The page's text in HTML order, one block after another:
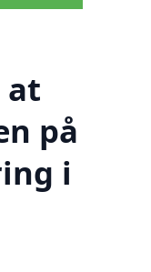
at
på
i